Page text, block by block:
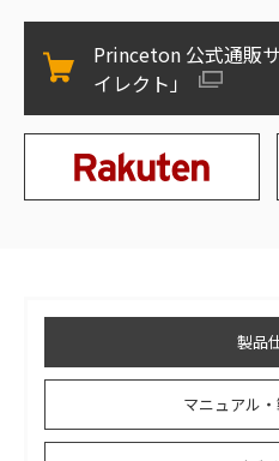
Princeton 公式通販
イレクト」
製品
マニュアル